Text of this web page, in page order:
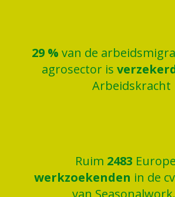
30 % van de
agrosector is
Arbeidskracht
Ruim 2500
werkzoekenden in de
van